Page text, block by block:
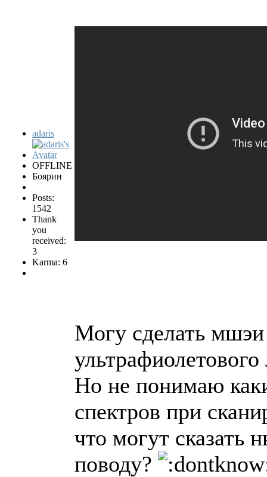
adaris
OFFLINE
Боярин
Posts:
1542
Thank
you
received:
3
Karma: 6
Могу сделать мшэи
ультрафиолетового
Но не понимаю
спектров при
что могут сказать
поводу?